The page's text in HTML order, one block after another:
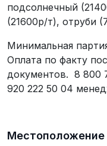
подсолнечный
(21600р/т), отруби
Минимальная
Оплата по факту
документов. 8 800
920 222 50 04
Местоположение